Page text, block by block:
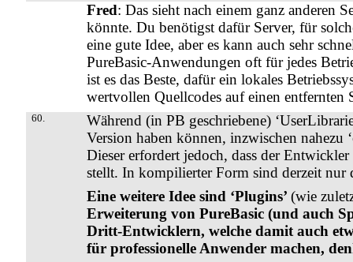
Fred: Das sieht nach einem ganz anderen
könnte. Du benötigst dafür Server, für
eine gute Idee, aber es kann auch sehr
PureBasic-Anwendungen oft für jedes
ist es das Beste, dafür ein lokales
wertvollen Quellcodes auf einen
60.
Während (in PB geschriebene)
Version haben können, inzwischen nahezu
Dieser erfordert jedoch, dass der
stellt. In kompilierter Form sind derzeit
Eine weitere Idee sind ‘Plugins’ (wie
Erweiterung von PureBasic (und auch
Dritt-Entwicklern, welche damit auch
für professionelle Anwender machen,